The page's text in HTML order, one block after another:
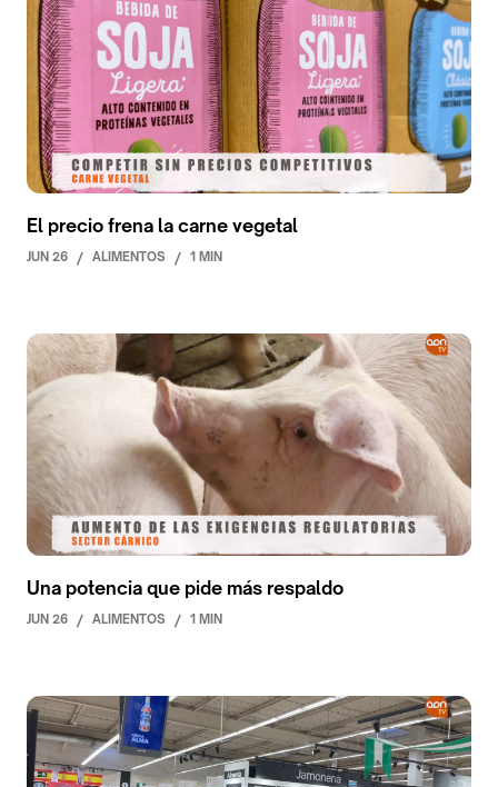
El precio frena la carne vegetal
JUN 26 / ALIMENTOS / 1 MIN
Una potencia que pide más respaldo
JUN 26 / ALIMENTOS / 1 MIN